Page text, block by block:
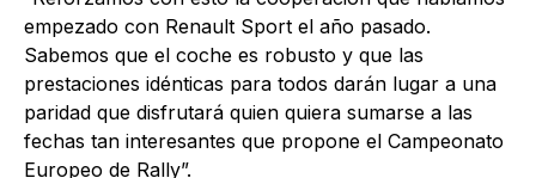
empezado con Renault Sport el año pasado.
Sabemos que el coche es robusto y que las
prestaciones idénticas para todos darán lugar a una
paridad que disfrutará quien quiera sumarse a las
fechas tan interesantes que propone el Campeonato
Europeo de Rally”.